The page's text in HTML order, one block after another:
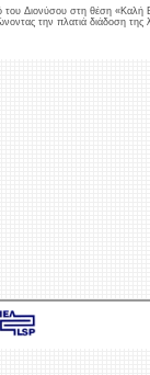
του Διονύσου στη θέση «Καλή
την πλατιά διάδοση της